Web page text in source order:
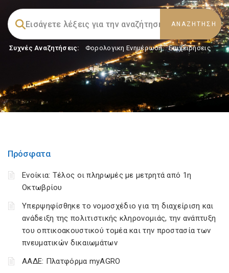
Συχνές Αναζητήσεις: Φορολογικη Ενημέρωση, Επιχειρήσεις
Πρόσφατα
Ενοίκια: Τέλος οι πληρωμές με μετρητά από 1η
Οκτωβρίου
Υπερψηφίσθηκε το νομοσχέδιο για τη διαχείριση και
ανάδειξη της πολιτιστικής κληρονομιάς, την ανάπτυξη
του οπτικοακουστικού τομέα και την προστασία των
πνευματικών δικαιωμάτων
ΑΑΔΕ: Πλατφόρμα myAGRO